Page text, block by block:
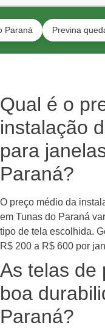
Previna quedas com
Qual é o
instalação
para
Paraná?
O preço médio da
em Tunas do Paraná
tipo de tela escolhida.
R$ 200 a R$ 600 por
As telas de
boa
Paraná?